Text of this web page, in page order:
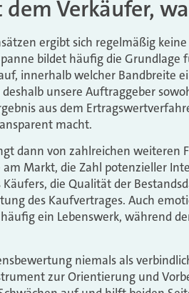
dem Verkäufer,
ergibt sich regelmäßig
bildet häufig die
innerhalb welcher Bandbreite
unsere Auftraggeber
aus dem
macht.
dann von zahlreichen weiteren
Markt, die Zahl potenzieller
die Qualität der
des Kaufvertrages. Auch
ein Lebenswerk, während
niemals als
zur Orientierung und